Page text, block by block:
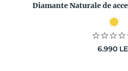
Diamante Naturale de
6.990